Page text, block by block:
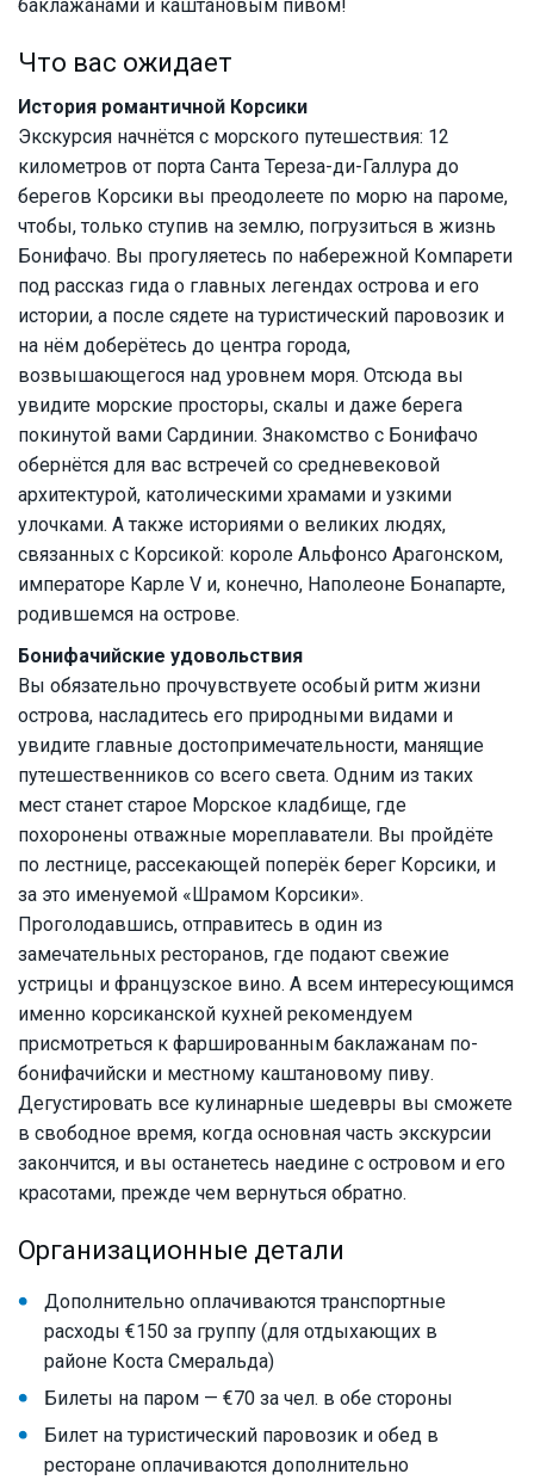
баклажанами и каштановым пивом!
Что вас ожидает
История романтичной Корсики
Экскурсия начнётся с морского путешествия: 12
километров от порта Санта Тереза-ди-Галлура до
берегов Корсики вы преодолеете по морю на пароме,
чтобы, только ступив на землю, погрузиться в жизнь
Бонифачо. Вы прогуляетесь по набережной Компарети
под рассказ гида о главных легендах острова и его
истории, а после сядете на туристический паровозик и
на нём доберётесь до центра города,
возвышающегося над уровнем моря. Отсюда вы
увидите морские просторы, скалы и даже берега
покинутой вами Сардинии. Знакомство с Бонифачо
обернётся для вас встречей со средневековой
архитектурой, католическими храмами и узкими
улочками. А также историями о великих людях,
связанных с Корсикой: короле Альфонсо Арагонском,
императоре Карле V и, конечно, Наполеоне Бонапарте,
родившемся на острове.
Бонифачийские удовольствия
Вы обязательно прочувствуете особый ритм жизни
острова, насладитесь его природными видами и
увидите главные достопримечательности, манящие
путешественников со всего света. Одним из таких
мест станет старое Морское кладбище, где
похоронены отважные мореплаватели. Вы пройдёте
по лестнице, рассекающей поперёк берег Корсики, и
за это именуемой «Шрамом Корсики».
Проголодавшись, отправитесь в один из
замечательных ресторанов, где подают свежие
устрицы и французское вино. А всем интересующимся
именно корсиканской кухней рекомендуем
присмотреться к фаршированным баклажанам по-
бонифачийски и местному каштановому пиву.
Дегустировать все кулинарные шедевры вы сможете
в свободное время, когда основная часть экскурсии
закончится, и вы останетесь наедине с островом и его
красотами, прежде чем вернуться обратно.
Организационные детали
Дополнительно оплачиваются транспортные
расходы €150 за группу (для отдыхающих в
районе Коста Смеральда)
Билеты на паром — €70 за чел. в обе стороны
Билет на туристический паровозик и обед в
ресторане оплачиваются дополнительно